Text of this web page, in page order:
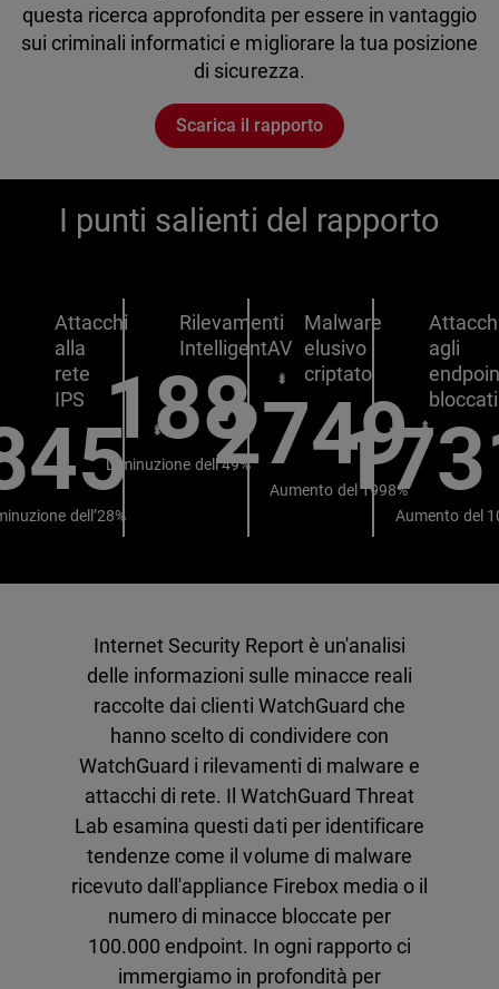
questa ricerca approfondita per essere in vantaggio
sui criminali informatici e migliorare la tua posizione
di sicurezza.
Scarica il rapporto
I punti salienti del rapporto
Attacchi
alla
rete
IPS
dell’28%
Rilevamenti
IntelligentAV
188
Diminuzione dell’49%
Malware
elusivo
criptato
2749
Aumento del 1998%
agli
bloccati
Aumento del
Internet Security Report è un'analisi
delle informazioni sulle minacce reali
raccolte dai clienti WatchGuard che
hanno scelto di condividere con
WatchGuard i rilevamenti di malware e
attacchi di rete. Il WatchGuard Threat
Lab esamina questi dati per identificare
tendenze come il volume di malware
ricevuto dall'appliance Firebox media o il
numero di minacce bloccate per
100.000 endpoint. In ogni rapporto ci
immergiamo in profondità per